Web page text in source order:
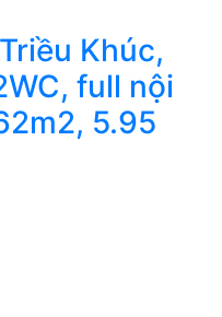
Khúc,
full nội
5.95